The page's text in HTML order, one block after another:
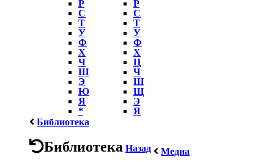
Р
С
Т
У
Ф
Х
Ч
Ш
Э
Ю
Я
*
Р
С
Т
У
Ф
Х
Ц
Ч
Ш
Щ
Э
Я
Библиотека
Библиотека Назад Медиа